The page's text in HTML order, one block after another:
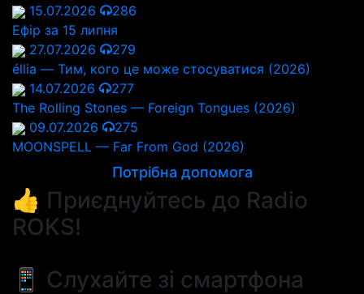
15.07.2026
286
Ефір за 15 липня
27.07.2026
279
éllia — Тим, кого це може стосуватися (2026)
14.07.2026
277
The Rolling Stones — Foreign Tongues (2026)
09.07.2026
275
MOONSPELL — Far From God (2026)
Потрібна допомога
👍 Приєднуйтесь до Radio
ROKS!
📱 Слухайте зі смартфона